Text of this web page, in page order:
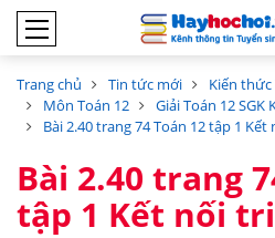
Trang chủ Tin tức mới Kiến thức
Môn Toán 12
Giải Toán 12
Bài 2.40 trang 74 Toán 12 tập 1
Bài 2.40 trang
tập 1 Kết nối